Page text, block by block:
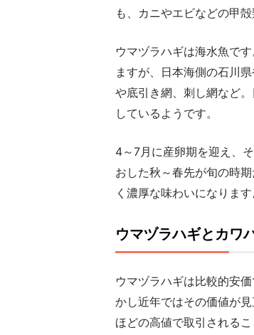
も、カニやエビなどの甲
ウマヅラハギは海水魚で
ますが、日本海側の石川
や底引き網、刺し網など
しているようです。
4～7月に産卵期を迎え、
おした秋～春先が旬の時
く濃厚な味わいになります
ウマヅラハギとカワ
ウマヅラハギは比較的安
かし近年ではその価値が
ほどの高値で取引される